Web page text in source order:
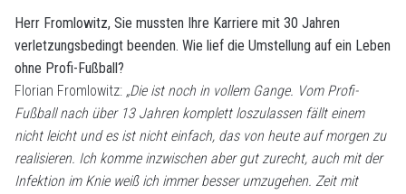
Herr Fromlowitz, Sie mussten Ihre Karriere mit 30 Jahren
verletzungsbedingt beenden. Wie lief die Umstellung auf ein Leben
ohne Profi-Fußball?
Florian Fromlowitz: „Die ist noch in vollem Gange. Vom Profi-
Fußball nach über 13 Jahren komplett loszulassen fällt einem
nicht leicht und es ist nicht einfach, das von heute auf morgen zu
realisieren. Ich komme inzwischen aber gut zurecht, auch mit der
Infektion im Knie weiß ich immer besser umzugehen. Zeit mit